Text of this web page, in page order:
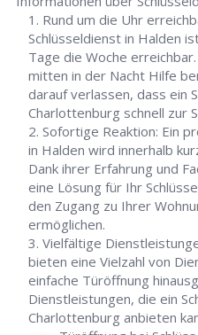
Rund um die Uhr
Schlüsseldienst in Halden
Tage die Woche
mitten in der Nacht Hilfe
darauf verlassen, dass ein
Charlottenburg schnell zur
Sofortige Reaktion: Ein
in Halden wird innerhalb
Dank ihrer Erfahrung und
eine Lösung für Ihr
den Zugang zu Ihrer
ermöglichen.
Vielfältige
bieten eine Vielzahl von
einfache Türöffnung
Dienstleistungen, die ein
Charlottenburg anbieten